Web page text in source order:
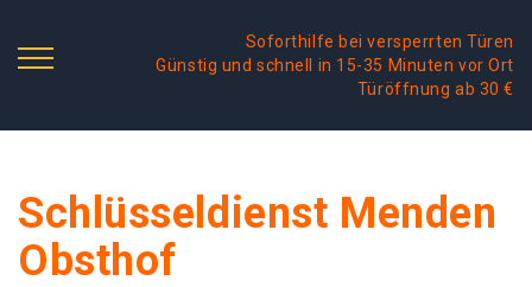
Soforthilfe bei versperrten Türen
Günstig und schnell in 15-35 Minuten vor Ort
Türöffnung ab 30 €
Schlüsseldienst Menden
Obsthof